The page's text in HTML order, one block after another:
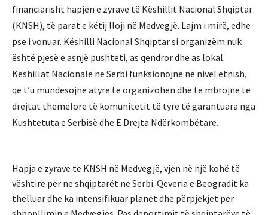
financiarisht hapjen e zyrave të Këshillit Nacional Shqiptar
(KNSH), të parat e këtij lloji në Medvegjë. Lajm i mirë, edhe
pse i vonuar. Këshilli Nacional Shqiptar si organizëm nuk
është pjesë e asnjë pushteti, as qendror dhe as lokal.
Këshillat Nacionalë në Serbi funksionojnë në nivel etnish,
që t’u mundësojnë atyre të organizohen dhe të mbrojnë të
drejtat themelore të komunitetit të tyre të garantuara nga
Kushtetuta e Serbisë dhe E Drejta Ndërkombëtare.
Hapja e zyrave të KNSH në Medvegjë, vjen në një kohë të
vështirë për ne shqiptarët në Serbi. Qeveria e Beogradit ka
thelluar dhe ka intensifikuar planet dhe përpjekjet për